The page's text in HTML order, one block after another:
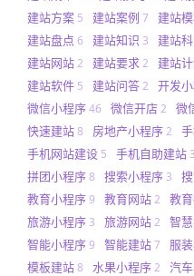
建站方案 5 建站案例 7 建站
建站盘点 6 建站知识 3 建站
建站网站2 建站要求2 建站
建站软件 5 建站问答2 开发
微信小程序46 微信开店2 微
快速建站8 房地产小程序2
手机网站建设 5 手机自助建站 3
拼团小程序8 搜索小程序 3
教育小程序9 教育网站2 教
旅游小程序 3 旅游网站2 智
智能小程序9 智能建站7 服
模板建站8 水果小程序2 汽